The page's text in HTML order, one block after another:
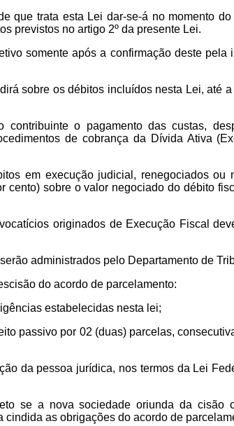
que trata esta Lei dar-se-á no momento
previstos no artigo 2º da presente Lei.
somente após a confirmação deste pela
sobre os débitos incluídos nesta Lei, até
o pagamento das custas,
de cobrança da Dívida Ativa
em execução judicial, renegociados ou
cento) sobre o valor negociado do débito
originados de Execução Fiscal
administrados pelo Departamento de
do acordo de parcelamento:
estabelecidas nesta lei;
passivo por 02 (duas) parcelas,
da pessoa jurídica, nos termos da Lei
se a nova sociedade oriunda da cisão
as obrigações do acordo de